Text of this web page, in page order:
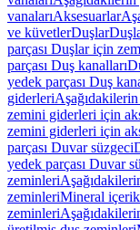
vanalarıAksesuarlar
ve küvetlerDuşlar
parçası Duşlar için
parçası Duş kanalları
yedek parçası Duş
giderleri
zemini giderleri için
zemini giderleri için
parçası Duvar süzgeci
yedek parçası Duvar
zeminleri
zeminleriMineral
zeminleri